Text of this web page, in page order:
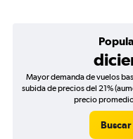
Mayor demanda de vuelos
subida de precios del 21%
precio